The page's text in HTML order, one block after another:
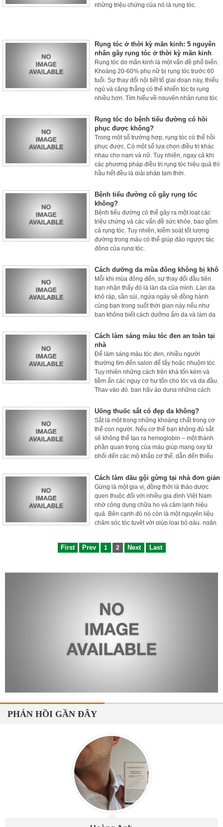
những triệu chứng của nó là rụng tóc.
Rụng tóc ở thời kỳ mãn kinh: 5 nguyên
nhân gây rụng tóc ở thời kỳ mãn kinh
Rụng tóc do mãn kinh là một vấn đề phổ biến.
Khoảng 20-60% phụ nữ bị rụng tóc trước 60
tuổi. Sự thay đổi nội tiết tố giai đoạn này, thiếu
ngủ và căng thẳng có thể khiến tóc bị rụng
nhiều hơn. Tìm hiểu về nguyên nhân rụng tóc
Rụng tóc do bệnh tiểu đường có hồi
phục được không?
Trong một số trường hợp, rụng tóc có thể hồi
phục được. Có một số lựa chọn điều trị khác
nhau cho nam và nữ. Tuy nhiên, ngay cả khi
các phương pháp điều trị rụng tóc hiệu quả thì
hầu hết đều là giải pháp tạm thời.
Bệnh tiểu đường có gây rụng tóc
không?
Bệnh tiểu đường có thể gây ra một loạt các
triệu chứng và các vấn đề sức khỏe, bao gồm
cả rụng tóc. Tuy nhiên, kiểm soát tốt lượng
đường trong máu có thể giúp đảo ngược tác
động của rụng tóc.
Cách dưỡng da mùa đông không bị khô
Mỗi khi mùa đông đến, sự thay đổi đầu tiên
bạn nhận thấy đó là làn da của mình. Làn da
khô ráp, sần sùi, ngứa ngáy sẽ đồng hành
cùng bạn trong suốt thời gian này nếu như
bạn không biết cách dưỡng ẩm da và làm da
Cách làm sáng màu tóc đen an toàn tại
nhà
Để làm sáng màu tóc đen, nhiều người
thường tìm đến salon để tẩy hoặc nhuộm tóc.
Tuy nhiên những cách trên khá tốn kém và
tiềm ẩn các nguy cơ hư tổn cho tóc và da đầu.
Thay vào đó, bạn hãy áp dụng những cách
trong bài viết dưới đây nhé.
Uống thuốc sắt có đẹp da không?
Sắt là một trong những khoáng chất trong cơ
thể con người. Nếu cơ thể bạn không đủ sắt
sẽ không thể tạo ra hemoglobin – một thành
phần quan trọng của máu giúp mang oxy từ
phổi đến các mô khắp cơ thể, dẫn đến thiếu
các chế phẩm sắt thông qua việc uống sắt
dạng viên nén hay dung dịch lỏng. Mục đích
là để tăng mức độ sắt và hemoglobin trong cơ
thể.
Cách làm dầu gội gừng tại nhà đơn giản
Gừng là một gia vị, đồng thời là thảo dược
quen thuộc đối với nhiều gia đình Việt Nam
nhờ công dụng chữa ho và cảm lạnh hiệu
quả. Bên cạnh đó nó còn là một nguyên liệu
chăm sóc tóc tuyệt vời giúp loại bỏ gàu, ngăn
bạn có thể tiết kiệm tiền với cách tự làm dầu
First Prev 1 2 Next Last
PHẢN HỒI GẦN ĐÂY